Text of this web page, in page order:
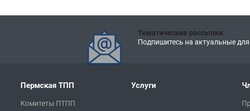
Тематические рассылки
Подпишитесь на актуальные
Пермская ТПП
Комитеты ПТПП
Услуги